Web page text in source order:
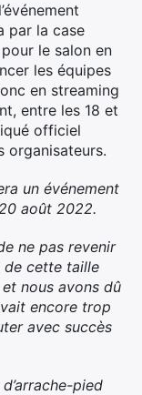
par la case
le salon en
les équipes
en streaming
entre les 18 et
officiel
organisateurs.
un événement
août 2022.
ne pas revenir
de cette taille
nous avons dû
encore trop
avec succès
pied